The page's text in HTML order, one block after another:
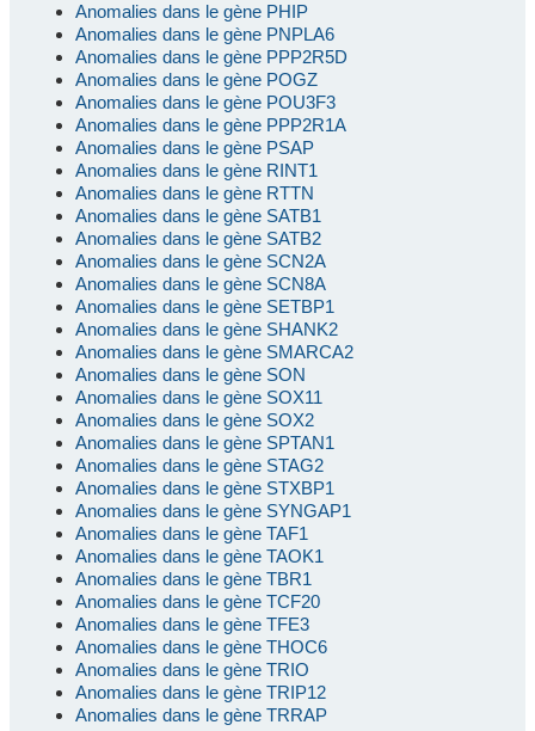
Anomalies dans le gène PHIP
Anomalies dans le gène PNPLA6
Anomalies dans le gène PPP2R5D
Anomalies dans le gène POGZ
Anomalies dans le gène POU3F3
Anomalies dans le gène PPP2R1A
Anomalies dans le gène PSAP
Anomalies dans le gène RINT1
Anomalies dans le gène RTTN
Anomalies dans le gène SATB1
Anomalies dans le gène SATB2
Anomalies dans le gène SCN2A
Anomalies dans le gène SCN8A
Anomalies dans le gène SETBP1
Anomalies dans le gène SHANK2
Anomalies dans le gène SMARCA2
Anomalies dans le gène SON
Anomalies dans le gène SOX11
Anomalies dans le gène SOX2
Anomalies dans le gène SPTAN1
Anomalies dans le gène STAG2
Anomalies dans le gène STXBP1
Anomalies dans le gène SYNGAP1
Anomalies dans le gène TAF1
Anomalies dans le gène TAOK1
Anomalies dans le gène TBR1
Anomalies dans le gène TCF20
Anomalies dans le gène TFE3
Anomalies dans le gène THOC6
Anomalies dans le gène TRIO
Anomalies dans le gène TRIP12
Anomalies dans le gène TRRAP